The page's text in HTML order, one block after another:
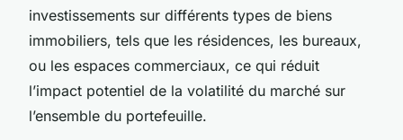
investissements sur différents types de biens
immobiliers, tels que les résidences, les bureaux,
ou les espaces commerciaux, ce qui réduit
l’impact potentiel de la volatilité du marché sur
l’ensemble du portefeuille.